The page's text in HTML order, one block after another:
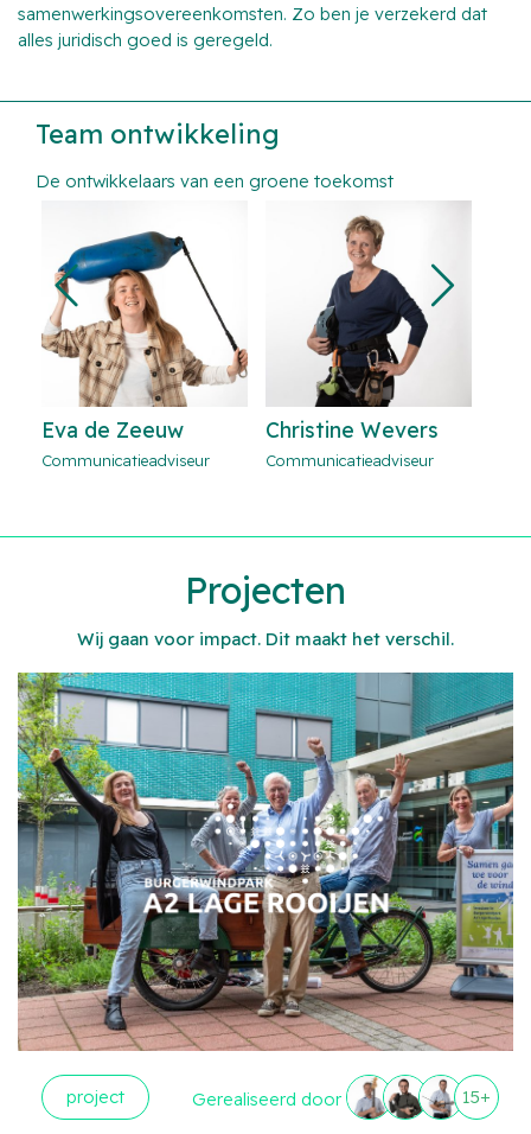
samenwerkingsovereenkomsten. Zo ben je verzekerd dat
alles juridisch goed is geregeld.
Team ontwikkeling
De ontwikkelaars van een groene toekomst
Zeeuw Christine Wevers
Communicatieadviseur
Eva de
Projecten
Wij gaan voor impact. Dit maakt het verschil.
project Gerealiseerd door 15+